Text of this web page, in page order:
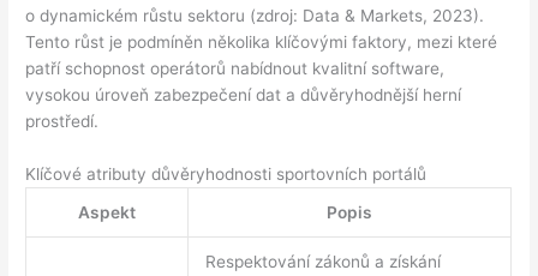
o dynamickém růstu sektoru (zdroj: Data & Markets, 2023).
Tento růst je podmíněn několika klíčovými faktory, mezi které
patří schopnost operátorů nabídnout kvalitní software,
vysokou úroveň zabezpečení dat a důvěryhodnější herní
prostředí.
Klíčové atributy důvěryhodnosti sportovních portálů
Aspekt
Popis
Respektování zákonů a získání